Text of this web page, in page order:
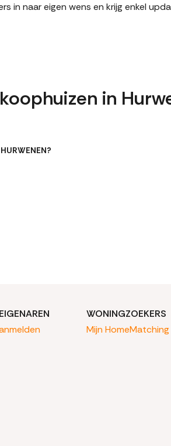
in naar eigen wens en krijg enkel
in
WONINGZOEKERS
Mijn HomeMatching